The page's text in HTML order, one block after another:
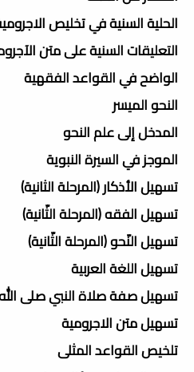
الحلية السنية في تخليص
التعليقات السنية على متن
الواضح في القواعد الفقهية
النحو الميسر
المدخل إلى علم النحو
الموجز في السيرة النبوية
تسهيل الأذكار (المرحلة الثانية)
تسهيل الفقه (المرحلة الثّانية)
تسهيل النّحو (المرحلة الثّانية)
تسهيل اللغة العربية
تسهيل صفة صلاة النبي صلى
تسهيل متن الاجرومية
تلخيص القواعد المثلى